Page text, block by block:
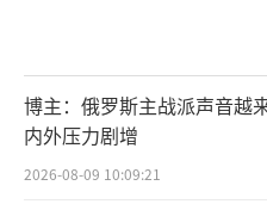
博主：俄罗斯主战派声音越
内外压力剧增
2026-08-09 10:09:21